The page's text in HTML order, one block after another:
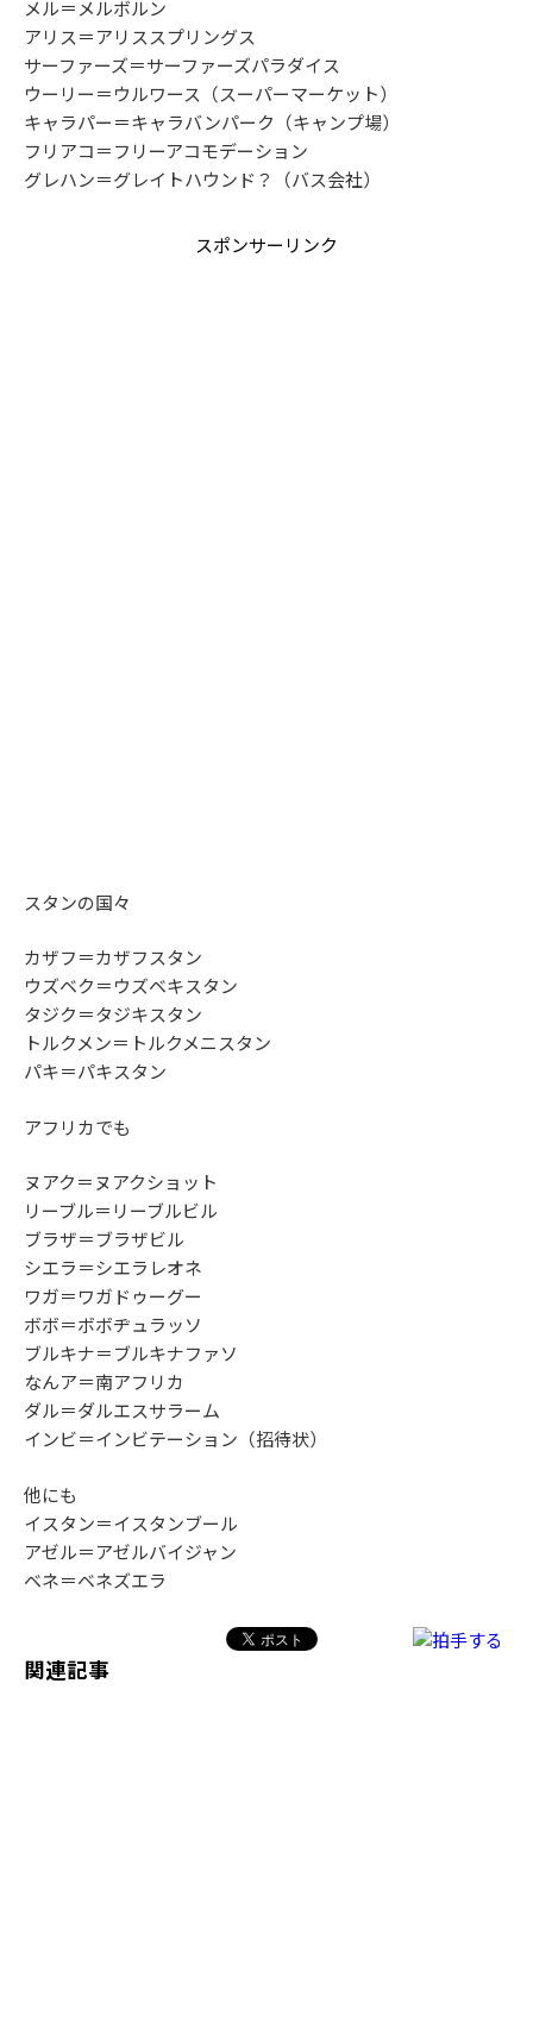
メル＝メルボルン
アリス＝アリススプリングス
サーファーズ＝サーファーズパラダイス
ウーリー＝ウルワース（スーパーマーケット）
キャラパー＝キャラバンパーク（キャンプ場）
フリアコ＝フリーアコモデーション
グレハン＝グレイトハウンド？（バス会社）
スポンサーリンク
スタンの国々
カザフ＝カザフスタン
ウズベク＝ウズベキスタン
タジク＝タジキスタン
トルクメン＝トルクメニスタン
パキ＝パキスタン
アフリカでも
ヌアク＝ヌアクショット
リーブル＝リーブルビル
ブラザ＝ブラザビル
シエラ＝シエラレオネ
ワガ＝ワガドゥーグー
ボボ＝ボボヂュラッソ
ブルキナ＝ブルキナファソ
なんア＝南アフリカ
ダル＝ダルエスサラーム
インビ＝インビテーション（招待状）
他にも
イスタン＝イスタンブール
アゼル＝アゼルバイジャン
ベネ＝ベネズエラ
関連記事